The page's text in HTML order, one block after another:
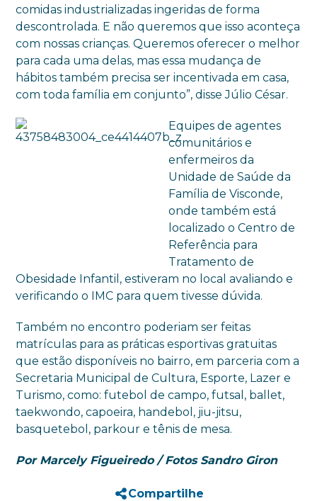
comidas industrializadas ingeridas de forma
descontrolada. E não queremos que isso aconteça
com nossas crianças. Queremos oferecer o melhor
para cada uma delas, mas essa mudança de
hábitos também precisa ser incentivada em casa,
com toda família em conjunto”, disse Júlio César.
Equipes de agentes
comunitários e
enfermeiros da
Unidade de Saúde da
Família de Visconde,
onde também está
localizado o Centro de
Referência para
Tratamento de
Obesidade Infantil, estiveram no local avaliando e
verificando o IMC para quem tivesse dúvida.
Também no encontro poderiam ser feitas
matrículas para as práticas esportivas gratuitas
que estão disponíveis no bairro, em parceria com a
Secretaria Municipal de Cultura, Esporte, Lazer e
Turismo, como: futebol de campo, futsal, ballet,
taekwondo, capoeira, handebol, jiu-jitsu,
basquetebol, parkour e tênis de mesa.
Por Marcely Figueiredo / Fotos Sandro Giron
Compartilhe